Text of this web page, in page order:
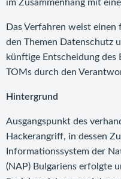
im Zusammenhang mit
Das Verfahren weist
den Themen Datenschutz
künftige Entscheidung des
TOMs durch den
Hintergrund
Ausgangspunkt des
Hackerangriff, in dessen
Informationssystem der
(NAP) Bulgariens erfolgte